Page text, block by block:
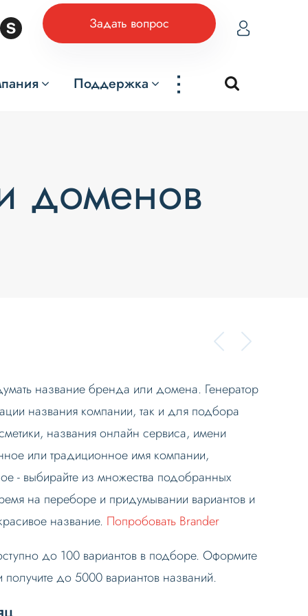
Задать вопрос
Поддержка ...
доменов
название бренда или домена. Генератор
названия компании, так и для подбора
названия онлайн сервиса, имени
или традиционное имя компании,
- выбирайте из множества подобранных
на переборе и придумывании вариантов и
название. Попробовать Brander
до 100 вариантов в подборе. Оформите
до 5000 вариантов названий.